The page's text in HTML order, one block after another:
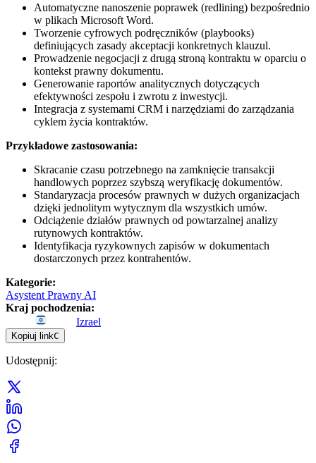
Automatyczne nanoszenie poprawek (redlining) bezpośrednio
w plikach Microsoft Word.
Tworzenie cyfrowych podręczników (playbooks)
definiujących zasady akceptacji konkretnych klauzul.
Prowadzenie negocjacji z drugą stroną kontraktu w oparciu o
kontekst prawny dokumentu.
Generowanie raportów analitycznych dotyczących
efektywności zespołu i zwrotu z inwestycji.
Integracja z systemami CRM i narzędziami do zarządzania
cyklem życia kontraktów.
Przykładowe zastosowania:
Skracanie czasu potrzebnego na zamknięcie transakcji
handlowych poprzez szybszą weryfikację dokumentów.
Standaryzacja procesów prawnych w dużych organizacjach
dzięki jednolitym wytycznym dla wszystkich umów.
Odciążenie działów prawnych od powtarzalnej analizy
rutynowych kontraktów.
Identyfikacja ryzykownych zapisów w dokumentach
dostarczonych przez kontrahentów.
Kategorie:
Asystent Prawny AI
Kraj pochodzenia:
Izrael
Kopiuj linkC
Udostępnij: